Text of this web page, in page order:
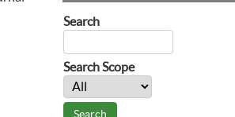
Search
Search Scope